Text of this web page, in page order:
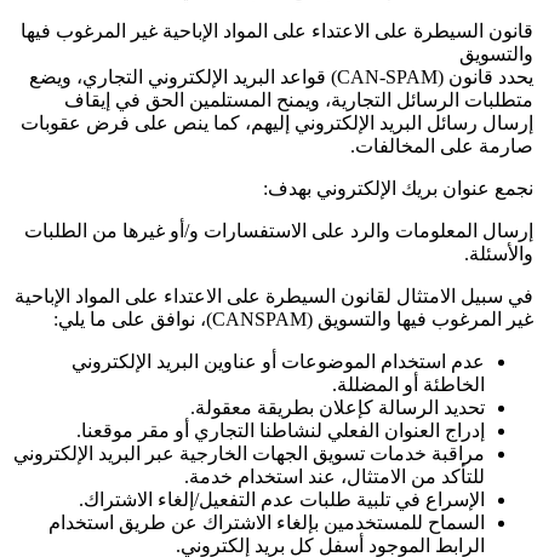
قانون السيطرة على الاعتداء على المواد الإباحية غير المرغوب فيها
والتسويق
يحدد قانون (CAN-SPAM) قواعد البريد الإلكتروني التجاري، ويضع
متطلبات الرسائل التجارية، ويمنح المستلمين الحق في إيقاف
إرسال رسائل البريد الإلكتروني إليهم، كما ينص على فرض عقوبات
صارمة على المخالفات.
نجمع عنوان بريك الإلكتروني بهدف:
إرسال المعلومات والرد على الاستفسارات و/أو غيرها من الطلبات
والأسئلة.
في سبيل الامتثال لقانون السيطرة على الاعتداء على المواد الإباحية
غير المرغوب فيها والتسويق (CANSPAM)، نوافق على ما يلي:
عدم استخدام الموضوعات أو عناوين البريد الإلكتروني
الخاطئة أو المضللة.
تحديد الرسالة كإعلان بطريقة معقولة.
إدراج العنوان الفعلي لنشاطنا التجاري أو مقر موقعنا.
مراقبة خدمات تسويق الجهات الخارجية عبر البريد الإلكتروني
للتأكد من الامتثال، عند استخدام خدمة.
الإسراع في تلبية طلبات عدم التفعيل/إلغاء الاشتراك.
السماح للمستخدمين بإلغاء الاشتراك عن طريق استخدام
الرابط الموجود أسفل كل بريد إلكتروني.